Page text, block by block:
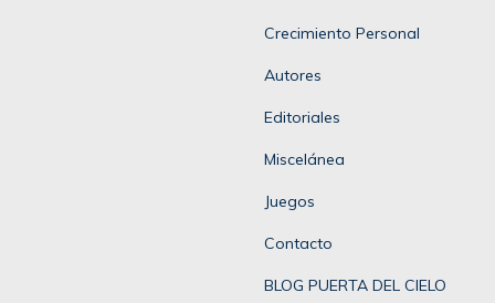
Crecimiento Personal
Autores
Editoriales
Miscelánea
Juegos
Contacto
BLOG PUERTA DEL CIELO